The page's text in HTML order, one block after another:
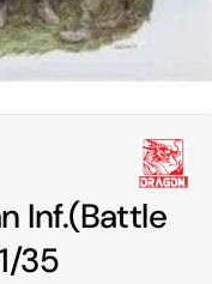
Inf.(Battle
35